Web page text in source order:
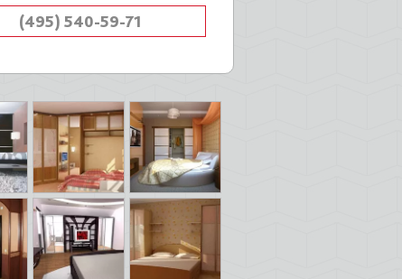
(495) 540-59-71